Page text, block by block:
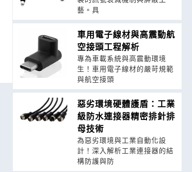
藝。具
車用電子線材與高震動航
空接頭工程解析
專為車載系統與高震動環境
生！車用電子線材的嚴苛規範
與航空接頭
惡劣環境硬體護盾：工業
級防水連接器精密排針排
母技術
為惡劣環境與工業自動化設
計！深入解析工業連接器的結
構防護與防